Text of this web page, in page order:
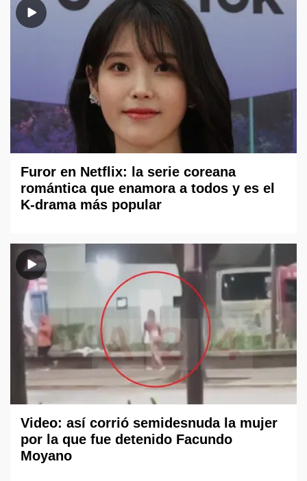
Furor en Netflix: la serie coreana
romántica que enamora a todos y es el
K-drama más popular
Video: así corrió semidesnuda la mujer
por la que fue detenido Facundo
Moyano